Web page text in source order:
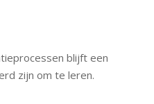
blijft een
zijn om te leren.